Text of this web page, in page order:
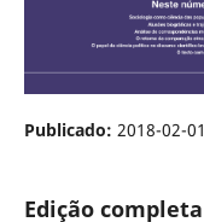
Publicado: 2018-02-01
Edição completa